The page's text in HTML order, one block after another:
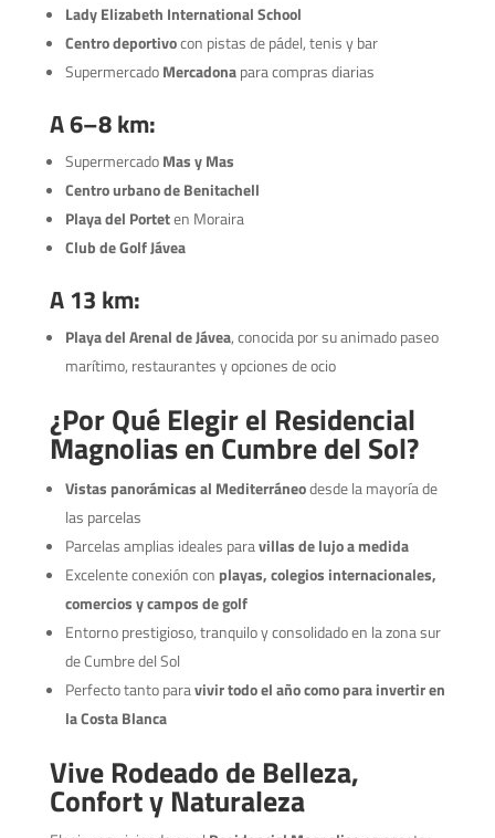
Lady Elizabeth International School
Centro deportivocon pistas de pádel, tenis y bar
SupermercadoMercadonapara compras diarias
A 6–8 km:
SupermercadoMas y Mas
Centro urbano de Benitachell
Playa del Porteten Moraira
Club de Golf Jávea
A 13 km:
Playa del Arenal de Jávea, conocida por su animado paseo
marítimo, restaurantes y opciones de ocio
¿Por Qué Elegir el Residencial
Magnolias en Cumbre del Sol?
Vistas panorámicas al Mediterráneodesde la mayoría de
las parcelas
Parcelas amplias ideales paravillas de lujo a medida
Excelente conexión con playas, colegios internacionales,
comercios y campos de golf
Entorno prestigioso, tranquilo y consolidado en la zona sur
de Cumbre del Sol
Perfecto tanto paravivir todo el año como para invertir en
la Costa Blanca
Vive Rodeado de Belleza,
Confort y Naturaleza